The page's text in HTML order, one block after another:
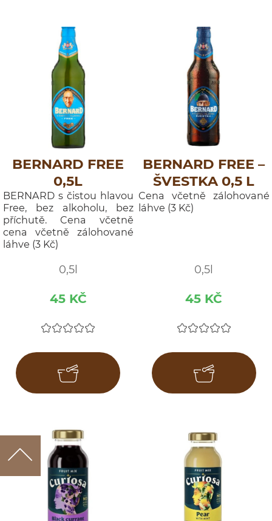
BERNARD FREE
0,5L
BERNARD s čistou hlavou
Free, bez alkoholu, bez
příchutě. Cena včetně
cena včetně zálohované
láhve (3 Kč)
0,5l
45 KČ
BERNARD FREE –
ŠVESTKA 0,5 L
Cena včetně zálohované
láhve (3 Kč)
0,5l
45 KČ